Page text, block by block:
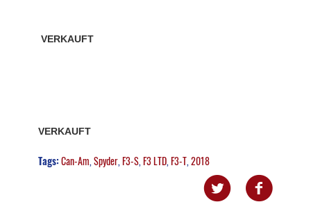
VERKAUFT
VERKAUFT
Tags:Can-Am,Spyder,F3-S,F3 LTD,F3-T,2018